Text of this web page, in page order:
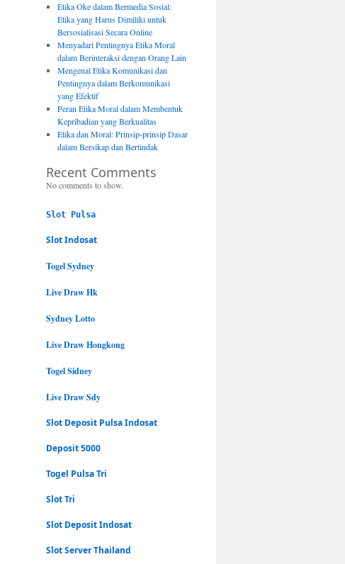
Etika Oke dalam Bermedia Sosial:
Etika yang Harus Dimiliki untuk
Bersosialisasi Secara Online
Menyadari Pentingnya Etika Moral
dalam Berinteraksi dengan Orang Lain
Mengenal Etika Komunikasi dan
Pentingnya dalam Berkomunikasi
yang Efektif
Peran Etika Moral dalam Membentuk
Kepribadian yang Berkualitas
Etika dan Moral: Prinsip-prinsip Dasar
dalam Bersikap dan Bertindak
Recent Comments
No comments to show.
Slot Pulsa
Slot Indosat
Togel Sydney
Live Draw Hk
Sydney Lotto
Live Draw Hongkong
Togel Sidney
Live Draw Sdy
Slot Deposit Pulsa Indosat
Deposit 5000
Togel Pulsa Tri
Slot Tri
Slot Deposit Indosat
Slot Server Thailand